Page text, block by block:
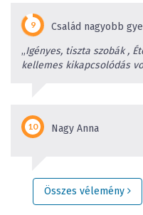
Család nagyobb
„Igényes, tiszta szobák ,
kellemes kikapcsolódás
Nagy Anna
Összes vélemény